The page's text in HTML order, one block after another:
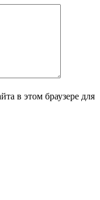
в этом браузере для